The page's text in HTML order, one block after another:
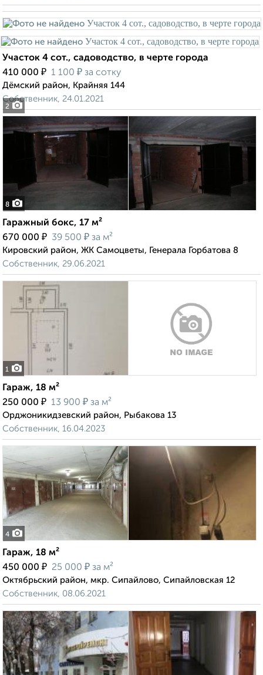
2
Участок 4 сот., садоводство, в черте города
410 000 ₽ 1 100 ₽ за сотку
Дёмский район, Крайняя 144
Собственник, 24.01.2021
8
Гаражный бокс, 17 м²
670 000 ₽ 39 500 ₽ за м²
Кировский район, ЖК Самоцветы, Генерала Горбатова 8
Собственник, 29.06.2021
1
Гараж, 18 м²
250 000 ₽ 13 900 ₽ за м²
Орджоникидзевский район, Рыбакова 13
Собственник, 16.04.2023
4
Гараж, 18 м²
450 000 ₽ 25 000 ₽ за м²
Октябрьский район, мкр. Сипайлово, Сипайловская 12
Собственник, 08.06.2021